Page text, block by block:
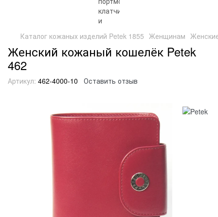
Каталог кожаных изделий Petek 1855 Женщинам
Женский кожаный кошелёк Petek
462
Артикул: 462-4000-10 Оставить отзыв